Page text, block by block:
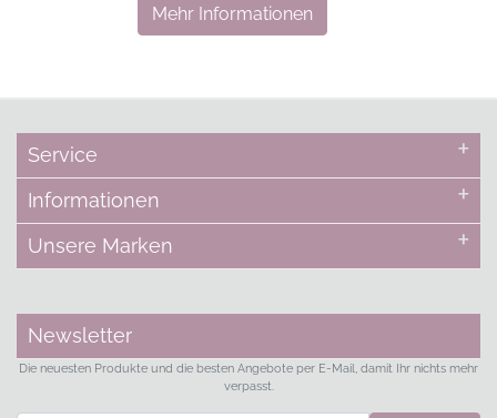
Mehr Informationen
Service
Informationen
Unsere Marken
Newsletter
Die neuesten Produkte und die besten Angebote per E-Mail, damit Ihr nichts mehr
verpasst.